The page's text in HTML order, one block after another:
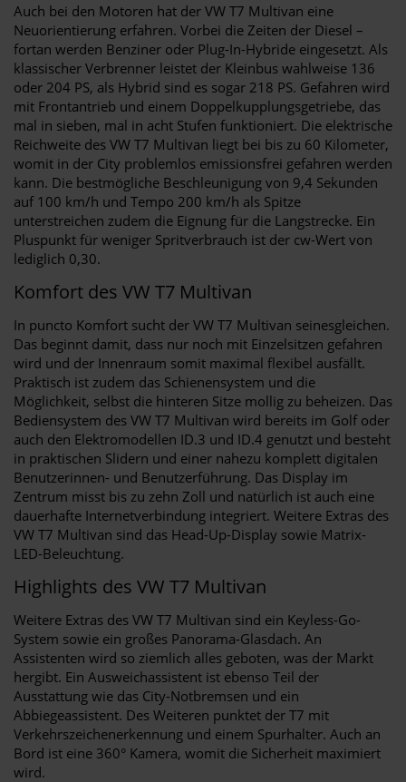
Auch bei den Motoren hat der VW T7 Multivan eine
Neuorientierung erfahren. Vorbei die Zeiten der Diesel –
fortan werden Benziner oder Plug-In-Hybride eingesetzt. Als
klassischer Verbrenner leistet der Kleinbus wahlweise 136
oder 204 PS, als Hybrid sind es sogar 218 PS. Gefahren wird
mit Frontantrieb und einem Doppelkupplungsgetriebe, das
mal in sieben, mal in acht Stufen funktioniert. Die elektrische
Reichweite des VW T7 Multivan liegt bei bis zu 60 Kilometer,
womit in der City problemlos emissionsfrei gefahren werden
kann. Die bestmögliche Beschleunigung von 9,4 Sekunden
auf 100 km/h und Tempo 200 km/h als Spitze
unterstreichen zudem die Eignung für die Langstrecke. Ein
Pluspunkt für weniger Spritverbrauch ist der cw-Wert von
lediglich 0,30.
Komfort des VW T7 Multivan
In puncto Komfort sucht der VW T7 Multivan seinesgleichen.
Das beginnt damit, dass nur noch mit Einzelsitzen gefahren
wird und der Innenraum somit maximal flexibel ausfällt.
Praktisch ist zudem das Schienensystem und die
Möglichkeit, selbst die hinteren Sitze mollig zu beheizen. Das
Bediensystem des VW T7 Multivan wird bereits im Golf oder
auch den Elektromodellen ID.3 und ID.4 genutzt und besteht
in praktischen Slidern und einer nahezu komplett digitalen
Benutzerinnen- und Benutzerführung. Das Display im
Zentrum misst bis zu zehn Zoll und natürlich ist auch eine
dauerhafte Internetverbindung integriert. Weitere Extras des
VW T7 Multivan sind das Head-Up-Display sowie Matrix-
LED-Beleuchtung.
Highlights des VW T7 Multivan
Weitere Extras des VW T7 Multivan sind ein Keyless-Go-
System sowie ein großes Panorama-Glasdach. An
Assistenten wird so ziemlich alles geboten, was der Markt
hergibt. Ein Ausweichassistent ist ebenso Teil der
Ausstattung wie das City-Notbremsen und ein
Abbiegeassistent. Des Weiteren punktet der T7 mit
Verkehrszeichenerkennung und einem Spurhalter. Auch an
Bord ist eine 360° Kamera, womit die Sicherheit maximiert
wird.